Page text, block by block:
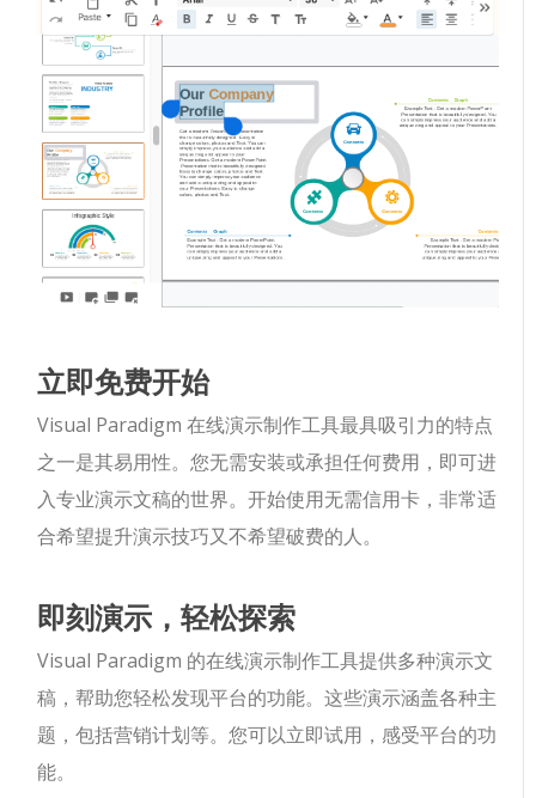
立即免费开始
Visual Paradigm 在线演示制作工具最具吸引力的特点
之一是其易用性。您无需安装或承担任何费用，即可进
入专业演示文稿的世界。开始使用无需信用卡，非常适
合希望提升演示技巧又不希望破费的人。
即刻演示，轻松探索
Visual Paradigm 的在线演示制作工具提供多种演示文
稿，帮助您轻松发现平台的功能。这些演示涵盖各种主
题，包括营销计划等。您可以立即试用，感受平台的功
能。